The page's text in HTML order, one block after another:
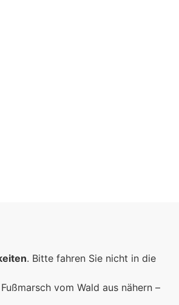
. Bitte fahren Sie nicht in die
vom Wald aus nähern –